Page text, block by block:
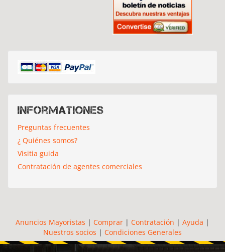
Informationes
Preguntas frecuentes
¿ Quiénes somos?
Visitia guida
Contratación de agentes comerciales
Anuncios Mayoristas | Comprar | Contratación | Ayuda |
Nuestros socios | Condiciones Generales